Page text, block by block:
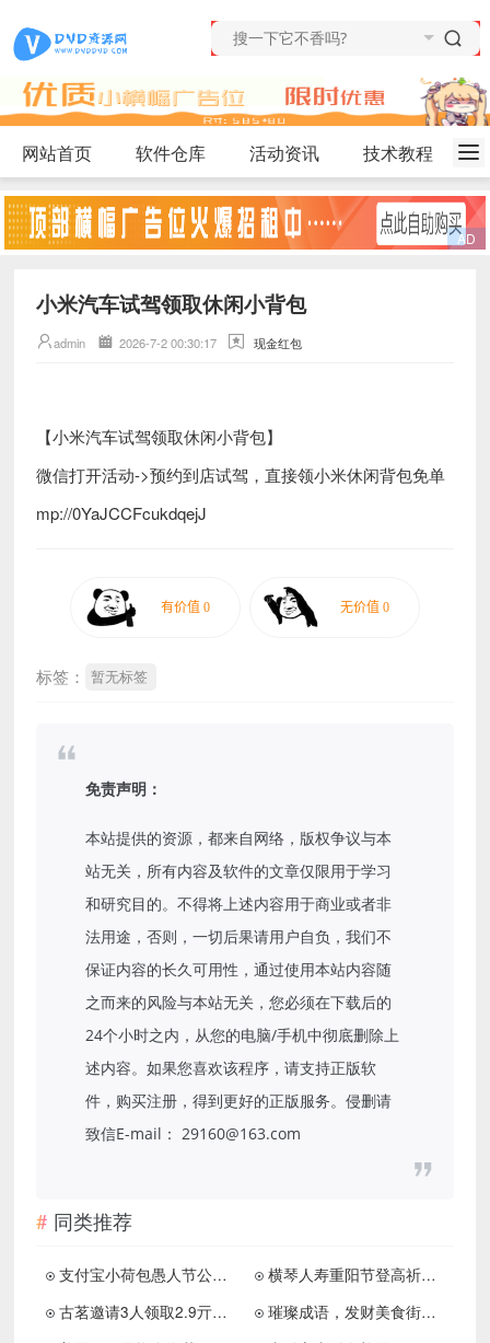
网站首页 软件仓库 活动资讯 技术教程
小米汽车试驾领取休闲小背包
admin 2026-7-2 00:30:17 现金红包
【小米汽车试驾领取休闲小背包】
微信打开活动->预约到店试驾，直接领小米休闲背包免单
mp://0YaJCCFcukdqejJ
标签： 暂无标签
免责声明：
本站提供的资源，都来自网络，版权争议与本
站无关，所有内容及软件的文章仅限用于学习
和研究目的。不得将上述内容用于商业或者非
法用途，否则，一切后果请用户自负，我们不
保证内容的长久可用性，通过使用本站内容随
之而来的风险与本站无关，您必须在下载后的
24个小时之内，从您的电脑/手机中彻底删除上
述内容。如果您喜欢该程序，请支持正版软
件，购买注册，得到更好的正版服务。侵删请
致信E-mail： 29160@163.com
同类推荐
支付宝小荷包愚人节公开小荷包必得2元支付宝红包
横琴人寿重阳节登高祈福抽微信红包、琴豆 亲测中1.17元
古茗邀请3人领取2.9亓咖啡券
璀璨成语，发财美食街，花生计步，免费赚0.9元！